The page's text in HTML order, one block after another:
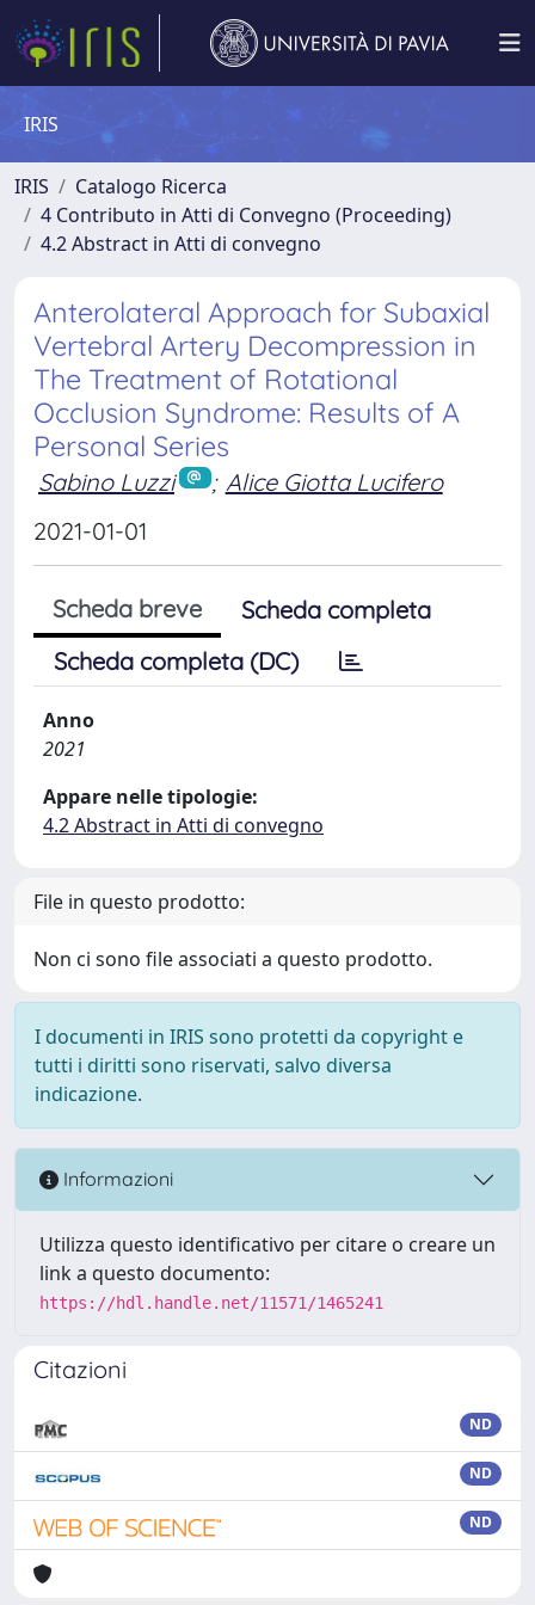
IRIS
IRIS
Catalogo Ricerca
4 Contributo in Atti di Convegno (Proceeding)
4.2 Abstract in Atti di convegno
Anterolateral Approach for Subaxial
Vertebral Artery Decompression in
The Treatment of Rotational
Occlusion Syndrome: Results of A
Personal Series
Sabino Luzzi ; Alice Giotta Lucifero
2021-01-01
Scheda breve
Scheda completa
Scheda completa (DC)
Anno
2021
Appare nelle tipologie:
4.2 Abstract in Atti di convegno
File in questo prodotto:
Non ci sono file associati a questo prodotto.
I documenti in IRIS sono protetti da copyright e
tutti i diritti sono riservati, salvo diversa
indicazione.
Informazioni
Utilizza questo identificativo per citare o creare un
link a questo documento:
https://hdl.handle.net/11571/1465241
Citazioni
ND
ND
ND